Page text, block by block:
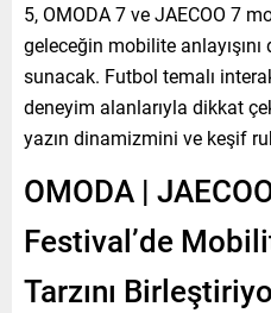
5, OMODA 7 ve JAECOO 7
geleceğin mobilite anlayışını
sunacak. Futbol temalı
deneyim alanlarıyla dikkat
yazın dinamizmini ve keşif
OMODA |
Festival’de
Tarzını